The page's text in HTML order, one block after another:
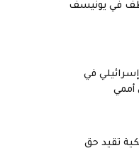
في يونيسف
في
أممي
تقيد حق